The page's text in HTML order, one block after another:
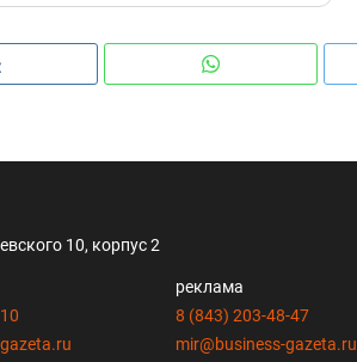
10, корпус 2
реклама
8 (843) 203-48-47
mir@business-gazeta.ru